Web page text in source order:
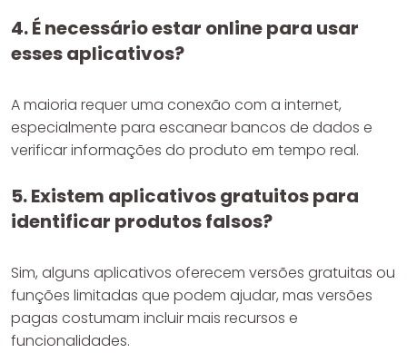
4. É necessário estar online para usar
esses aplicativos?
A maioria requer uma conexão com a internet,
especialmente para escanear bancos de dados e
verificar informações do produto em tempo real.
5. Existem aplicativos gratuitos para
identificar produtos falsos?
Sim, alguns aplicativos oferecem versões gratuitas ou
funções limitadas que podem ajudar, mas versões
pagas costumam incluir mais recursos e
funcionalidades.